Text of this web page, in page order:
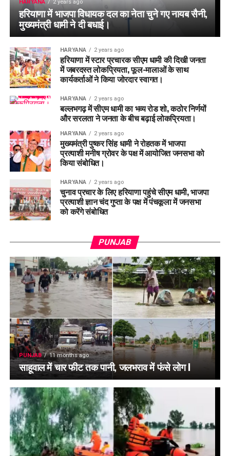
HARYANA 2 years ago
हरियाणा में भाजपा विधायक दल का नेता चुने गए नायब सैनी,
मुख्यमंत्री धामी ने दी बधाई।
HARYANA 2 years ago
हरियाणा में स्टार प्रचारक सीएम धामी की दिखी जनता
में जबरदस्त लोकप्रियता, फूल-मालाओं के साथ
कार्यकर्ताओं ने किया जोरदार स्वागत।
HARYANA 2 years ago
बल्लभगढ़ में सीएम धामी का भव्य रोड शो, कठोर निर्णयों
और सरलता ने जनता के बीच बढ़ाई लोकप्रियता।
HARYANA 2 years ago
मुख्यमंत्री पुष्कर सिंह धामी ने रोहतक में भाजपा
प्रत्याशी मनीष ग्रोवर के पक्ष में आयोजित जनसभा को
किया संबोधित।
HARYANA 2 years ago
चुनाव प्रचार के लिए हरियाणा पहुंचे सीएम धामी, भाजपा
प्रत्याशी ज्ञान चंद गुप्ता के पक्ष में पंचकूला में जनसभा
को करेंगे संबोधित
PUNJAB
PUNJAB 11 months ago
साहूवाल में चार फीट तक पानी, जलभराव में फंसे लोग l